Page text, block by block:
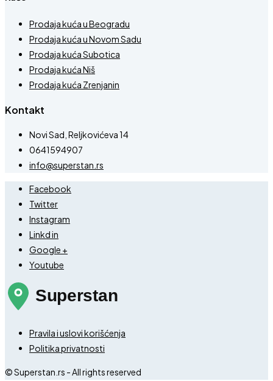
Prodaja kuća u Beogradu
Prodaja kuća u Novom Sadu
Prodaja kuća Subotica
Prodaja kuća Niš
Prodaja kuća Zrenjanin
Kontakt
Novi Sad, Reljkovićeva 14
0641594907
info@superstan.rs
Facebook
Twitter
Instagram
Linkd in
Google +
Youtube
Pravila i uslovi korišćenja
Politika privatnosti
© Superstan.rs - All rights reserved